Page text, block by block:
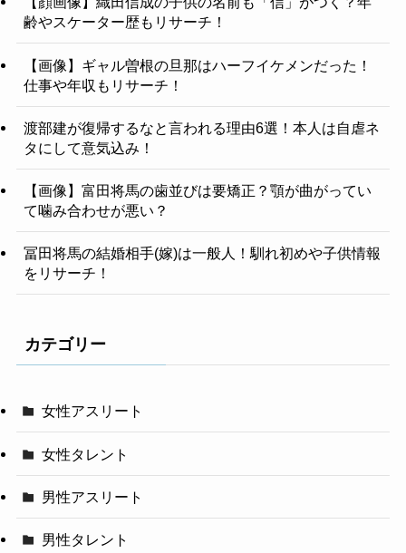
齢やスケーター歴もリサーチ！
【画像】ギャル曽根の旦那はハーフイケメンだった！
仕事や年収もリサーチ！
渡部建が復帰するなと言われる理由6選！本人は自虐ネ
タにして意気込み！
【画像】富田将馬の歯並びは要矯正？顎が曲がってい
て噛み合わせが悪い？
冨田将馬の結婚相手(嫁)は一般人！馴れ初めや子供情報
をリサーチ！
カテゴリー
女性アスリート
女性タレント
男性アスリート
男性タレント